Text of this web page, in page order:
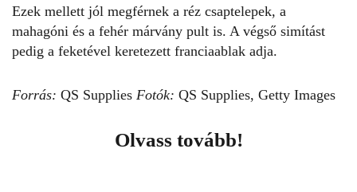
Ezek mellett jól megférnek a réz csaptelepek, a
mahagóni és a fehér márvány pult is. A végső simítást
pedig a feketével keretezett franciaablak adja.
Forrás: QS Supplies Fotók: QS Supplies, Getty Images
Olvass tovább!